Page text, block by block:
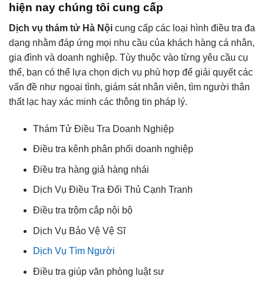
hiện nay chúng tôi cung cấp
Dịch vụ thám tử Hà Nội cung cấp các loại hình điều tra đa
dạng nhằm đáp ứng mọi nhu cầu của khách hàng cá nhân,
gia đình và doanh nghiệp. Tùy thuộc vào từng yêu cầu cụ
thể, bạn có thể lựa chọn dịch vụ phù hợp để giải quyết các
vấn đề như ngoại tình, giám sát nhân viên, tìm người thân
thất lạc hay xác minh các thông tin pháp lý.
Thám Tử Điều Tra Doanh Nghiệp
Điều tra kênh phân phối doanh nghiệp
Điều tra hàng giả hàng nhái
Dịch Vụ Điều Tra Đối Thủ Cạnh Tranh
Điều tra trộm cắp nội bộ
Dịch Vụ Bảo Vệ Vệ Sĩ
Dịch Vụ Tìm Người
Điều tra giúp văn phòng luật sư